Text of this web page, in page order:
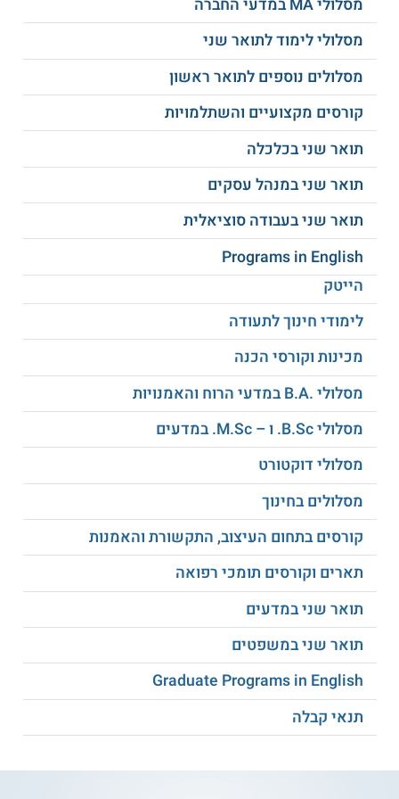
תואר שני בקרימינולוגיה:התואר השני
בקרימינולוגיהמתקיים במספר מגמות לימוד,
בהן תואר שני בקרימינולוגיה קלינית, תואר שני
בקרימינולוגיה מחקרית, תואר שני
בקרימינולוגיה עיונית ותואר שני בקרימינולוגיה
חברתית שיקומית.
תואר שני בסוציולוגיה ואנתרופולוגיה:
במסגרת המחלקה ניתן ללמוד לתואר שני
בתחומים שונים כגון תואר שני בסוציולוגיה
ארגונית, תואר שני בחברה ותרבות ותואר שני
בפסיכולוגיה חברתית. ישנה גם תכנית לתואר
שני בייעוץ ארגוני.
תואר שני בניהול:ישנם מסלולים שונים
בתחום הניהול, כגון תואר שני בניהול תעשייתי,
תואר שני בניהול שרשרת אספקה ולוגיסטיקה
ותואר שני בניהול מערכות בריאות ובריאות
הציבור.
תואר שני בעבודה סוציאלית:הסטודנטים
לתואר שני בעבודה סוציאלית יכולים לבחור
בין מגמה טיפולית, מגמת קידום בריאות ומגמת
פיתוח קהילתי ארגוני. פועלת גם תכנית
להשלמה לתואר שני בעבודה סוציאלית.
של בר אילן מציע מסלול לתואר שני
מסלולי לימוד לתואר שני
מסלולים נוספים לתואר ראשון
קורסים מקצועיים והשתלמויות
תואר שני בכלכלה
תואר שני במנהל עסקים
תואר שני בעבודה סוציאלית
Programs in English
הייטק
לימודי חינוך לתעודה
מכינות וקורסי הכנה
מסלולי .B.A במדעי הרוח והאמנויות
מסלולי B.Sc. ו – M.Sc. במדעים
מסלולי דוקטורט
מסלולים בחינוך
קורסים בתחום העיצוב, התקשורת והאמנות
תארים וקורסים תומכי רפואה
תואר שני במדעים
תואר שני במשפטים
Graduate Programs in English
תנאי קבלה